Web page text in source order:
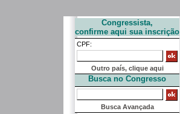
Congressista,
confirme aqui sua inscrição
CPF:
Outro país, clique aqui
Busca no Congresso
Busca Avançada